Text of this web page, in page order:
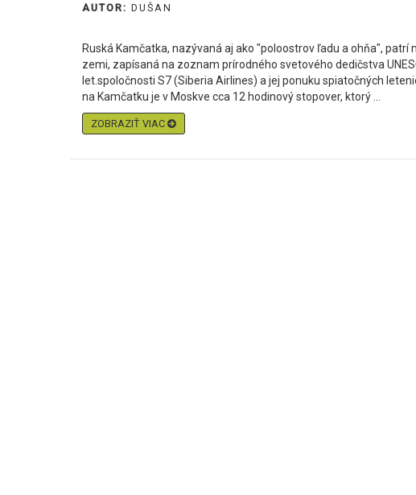
AUTOR: DUŠAN
Ruská Kamčatka, nazývaná aj ako "poloostrov ľadu a ohňa",
zemi, zapísaná na zoznam prírodného svetového dedičstva
let.spoločnosti S7 (Siberia Airlines) a jej ponuku spiatočných
na Kamčatku je v Moskve cca 12 hodinový stopover, ktorý ...
ZOBRAZIŤ VIAC